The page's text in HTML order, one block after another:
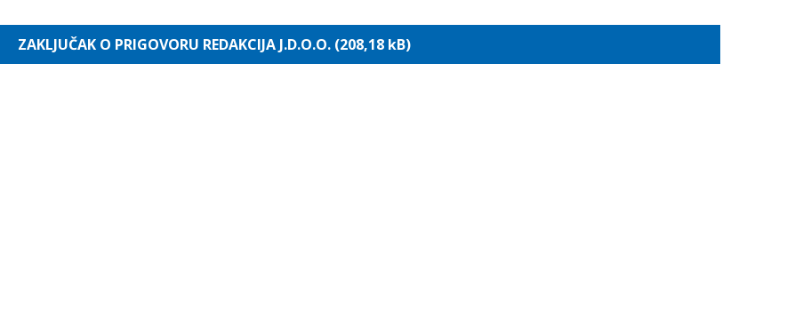
ZAKLJUČAK O PRIGOVORU REDAKCIJA J.D.O.O. (208,18 kB)